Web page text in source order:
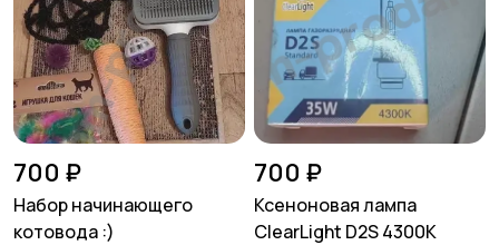
700 ₽
Набор начинающего
котовода :)
700 ₽
Ксеноновая лампа
ClearLight D2S 4300K